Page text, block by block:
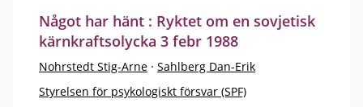
Något har hänt : Ryktet om en sovjetisk
kärnkraftsolycka 3 febr 1988
Nohrstedt Stig-Arne · Sahlberg Dan-Erik
Styrelsen för psykologiskt försvar (SPF)